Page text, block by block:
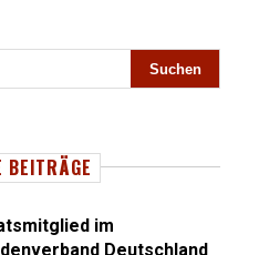
BEITRÄGE
im
Deutschland